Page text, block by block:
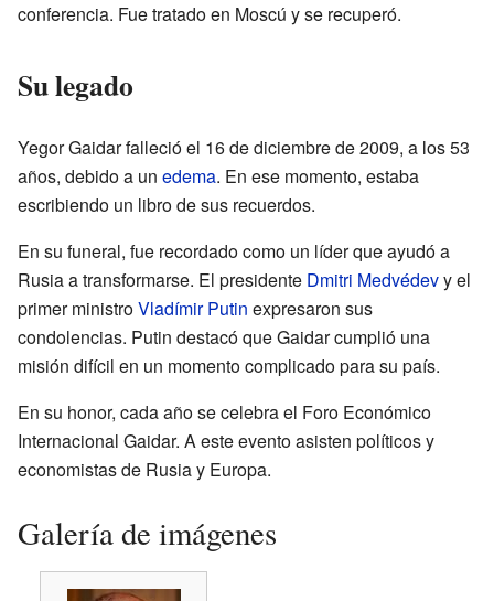
conferencia. Fue tratado en Moscú y se recuperó.
Su legado
Yegor Gaidar falleció el 16 de diciembre de 2009, a los 53
años, debido a un edema. En ese momento, estaba
escribiendo un libro de sus recuerdos.
En su funeral, fue recordado como un líder que ayudó a
Rusia a transformarse. El presidente Dmitri Medvédevy el
primer ministroVladímir Putin expresaron sus
condolencias. Putin destacó que Gaidar cumplió una
misión difícil en un momento complicado para su país.
En su honor, cada año se celebra el Foro Económico
Internacional Gaidar. A este evento asisten políticos y
economistas de Rusia y Europa.
Galería de imágenes